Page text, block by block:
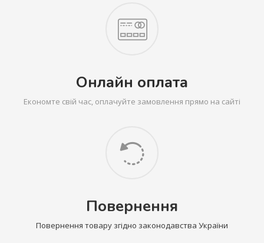
Онлайн оплата
Економте свій час, оплачуйте замовлення прямо на сайті
Повернення
Повернення товару згідно законодавства України